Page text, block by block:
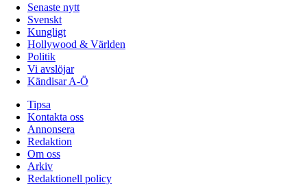
Senaste nytt
Svenskt
Kungligt
Hollywood & Världen
Politik
Vi avslöjar
Kändisar A-Ö
Tipsa
Kontakta oss
Annonsera
Redaktion
Om oss
Arkiv
Redaktionell policy